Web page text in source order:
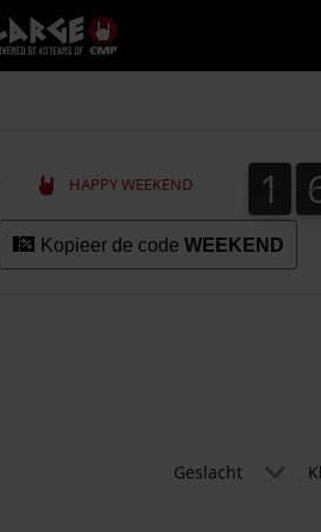
Large
–
Muziek-,
+
kleding
HAPPY WEEKEND 1
1
Kopieer de code WEEKEND
Geslacht